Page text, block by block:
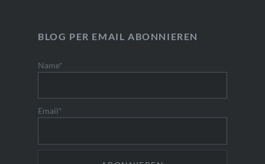
BLOG PER EMAIL ABONNIEREN
Name*
Email*